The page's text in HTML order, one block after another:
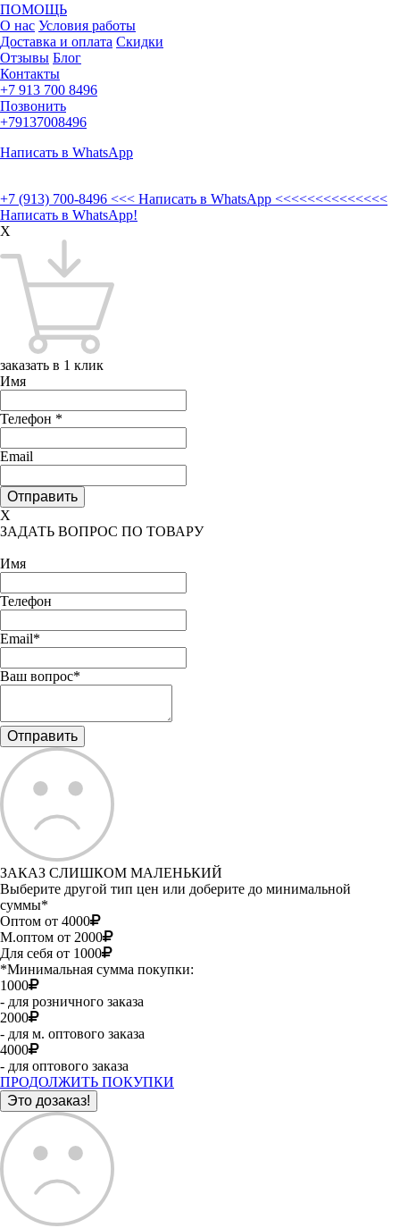
ПОМОЩЬ
О нас Условия работы
Доставка и оплата Скидки
Отзывы Блог
Контакты
+7 913 700 8496
Позвонить
+79137008496
Написать в WhatsApp
+7 (913) 700-8496 <<< Написать в WhatsApp <<<<<<<<<<<<<<
Написать в WhatsApp!
X
заказать в 1 клик
Имя
Телефон *
Email
X
ЗАДАТЬ ВОПРОС ПО ТОВАРУ
Имя
Телефон
Email*
Ваш вопрос*
ЗАКАЗ СЛИШКОМ МАЛЕНЬКИЙ
Выберите другой тип цен или доберите до минимальной
суммы*
Оптом от 4000
М.оптом от 2000
Для себя от 1000
*Минимальная сумма покупки:
1000
- для розничного заказа
2000
- для м. оптового заказа
4000
- для оптового заказа
ПРОДОЛЖИТЬ ПОКУПКИ